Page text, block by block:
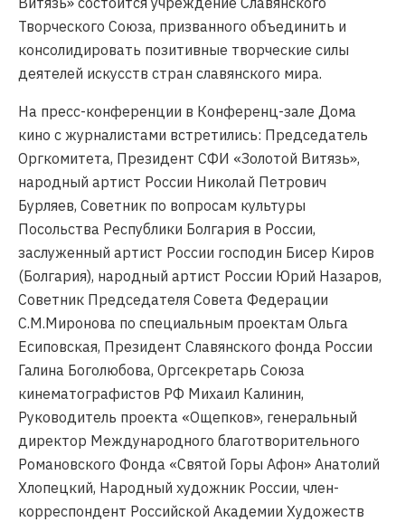
Творческого Союза, призванного объединить и
консолидировать позитивные творческие силы
деятелей искусств стран славянского мира.
На пресс-конференции в Конференц-зале Дома
кино с журналистами встретились: Председатель
Оргкомитета, Президент СФИ «Золотой Витязь»,
народный артист России Николай Петрович
Бурляев, Советник по вопросам культуры
Посольства Республики Болгария в России,
заслуженный артист России господин Бисер Киров
(Болгария), народный артист России Юрий Назаров,
Советник Председателя Совета Федерации
С.М.Миронова по специальным проектам Ольга
Есиповская, Президент Славянского фонда России
Галина Боголюбова, Оргсекретарь Союза
кинематографистов РФ Михаил Калинин,
Руководитель проекта «Ощепков», генеральный
директор Международного благотворительного
Романовского Фонда «Святой Горы Афон» Анатолий
Хлопецкий, Народный художник России, член-
корреспондент Российской Академии Художеств